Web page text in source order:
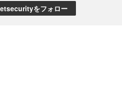
をフォロー